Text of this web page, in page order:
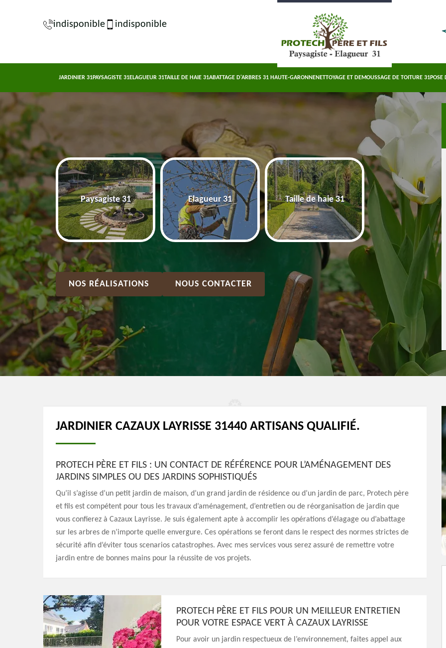
indisponible indisponible
JARDINIER 31PAYSAGISTE 31ELAGUEUR 31TAILLE DE HAIE 31ABATTAGE D'ARBRES 31 HAUTE-GARONNENETTOYAGE ET DEMOUSSAGE DE TOITURE 31POSE
31 Paysagiste 31 Elagueur 31 Taille de haie 31
Abattage d'arbres
Haute-Garonne
NOS RÉALISATIONS NOUS CONTACTER
JARDINIER CAZAUX LAYRISSE 31440 ARTISANS QUALIFIÉ.
PROTECH PÈRE ET FILS : UN CONTACT DE RÉFÉRENCE POUR L’AMÉNAGEMENT DES
JARDINS SIMPLES OU DES JARDINS SOPHISTIQUÉS
Qu’il s’agisse d’un petit jardin de maison, d’un grand jardin de résidence ou d’un jardin de parc, Protech père
et fils est compétent pour tous les travaux d’aménagement, d’entretien ou de réorganisation de jardin que
vous confierez à Cazaux Layrisse. Je suis également apte à accomplir les opérations d’élagage ou d’abattage
sur les arbres de n’importe quelle envergure. Ces opérations se feront dans le respect des normes strictes de
sécurité afin d’éviter tous scenarios catastrophes. Avec mes services vous serez assuré de remettre votre
jardin entre de bonnes mains pour la réussite de vos projets.
PROTECH PÈRE ET FILS POUR UN MEILLEUR ENTRETIEN
POUR VOTRE ESPACE VERT À CAZAUX LAYRISSE
Pour avoir un jardin respectueux de l’environnement, faites appel aux